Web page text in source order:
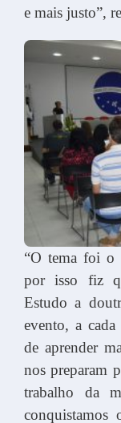
e mais justo”,
“O tema foi o
por isso fiz
Estudo a
evento, a
de aprender
nos preparam
trabalho da
conquistamos